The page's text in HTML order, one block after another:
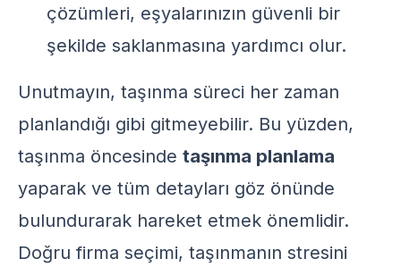
çözümleri, eşyalarınızın güvenli bir
şekilde saklanmasına yardımcı olur.
Unutmayın, taşınma süreci her zaman
planlandığı gibi gitmeyebilir. Bu yüzden,
taşınma öncesinde taşınma planlama
yaparak ve tüm detayları göz önünde
bulundurarak hareket etmek önemlidir.
Doğru firma seçimi, taşınmanın stresini